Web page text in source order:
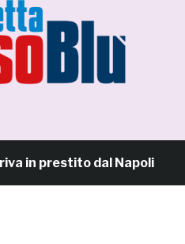
in prestito dal Napoli